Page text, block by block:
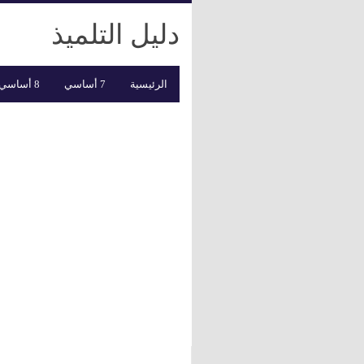
دليل التلميذ
الرئيسية 7 أساسي 8 أساسي